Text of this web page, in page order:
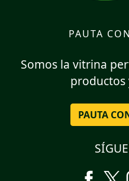
PAUTA
Somos la vitrina
productos
PAUTA